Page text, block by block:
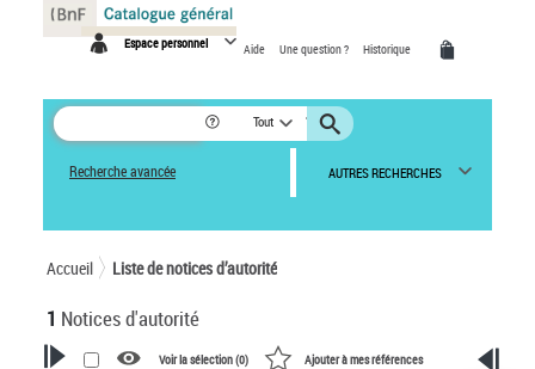
Espace personnel Aide Une question ? Historique
Tout
Recherche avancée AUTRES RECHERCHES
Accueil Liste de notices d’autorité
1 Notices d'autorité
Voir la sélection (0) Ajouter à mes références
Panneau de gestion des cookies